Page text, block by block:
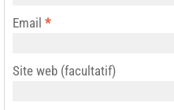
Email *
Site web (facultatif)